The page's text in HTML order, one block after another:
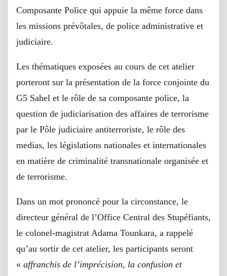
Composante Police qui appuie la même force dans
les missions prévôtales, de police administrative et
judiciaire.
Les thématiques exposées au cours de cet atelier
porteront sur la présentation de la force conjointe du
G5 Sahel et le rôle de sa composante police, la
question de judiciarisation des affaires de terrorisme
par le Pôle judiciaire antiterroriste, le rôle des
medias, les législations nationales et internationales
en matière de criminalité transnationale organisée et
de terrorisme.
Dans un mot prononcé pour la circonstance, le
directeur général de l’Office Central des Stupéfiants,
le colonel-magistrat Adama Tounkara, a rappelé
qu’au sortir de cet atelier, les participants seront
« affranchis de l’imprécision, la confusion et